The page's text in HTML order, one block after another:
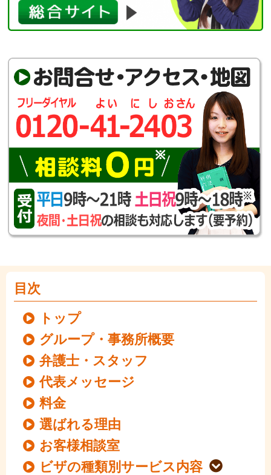
目次
トップ
グループ・事務所概要
弁護士・スタッフ
代表メッセージ
料金
選ばれる理由
お客様相談室
ビザの種類別サービス内容